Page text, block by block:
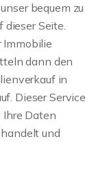
bequem zu
dieser Seite.
Immobilie
dann den
in
Dieser Service
Ihre Daten
und